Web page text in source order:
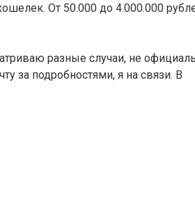
От 50.000 до 4.000.000
разные случаи, не
за подробностями, я на связи. В